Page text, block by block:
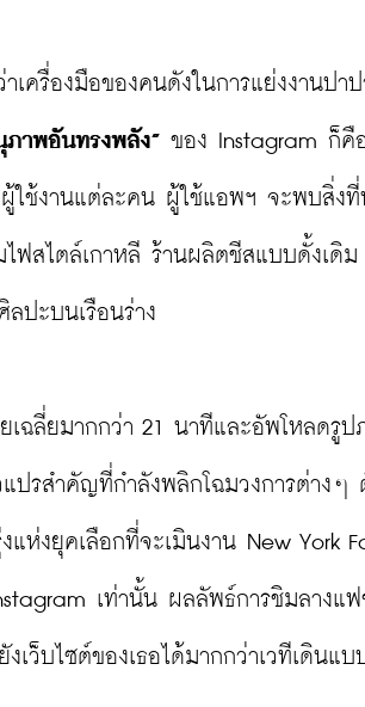
าเครื่องมือของคนดังในการแย่งงานป
ภาพอันทรงพลัง” ของ Instagram ก็คื
ใช้งานแต่ละคน ผู้ใช้แอพฯ จะพบสิ่งที่
ฟสไตล์เกาหลี ร้านผลิตชีสแบบดั้งเดิ
ปะบนเรือนร่าง
เฉลี่ยมากกว่า 21 นาทีและอัพโหลดรู
ปรสำคัญที่กำลังพลิกโฉมวงการต่างๆ
แห่งยุคเลือกที่จะเมินงาน New York
เท่านั้น ผลลัพธ์การชิมลางแฟ
เว็บไซต์ของเธอได้มากกว่าเวทีเดิน